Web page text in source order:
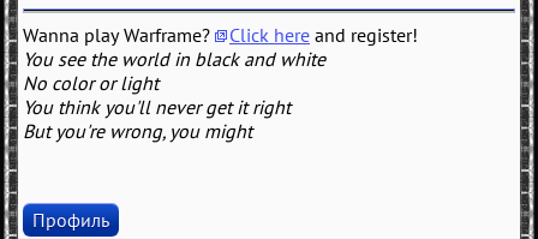
Wanna play Warframe? Click here and register!
You see the world in black and white
No color or light
You think you'll never get it right
But you're wrong, you might
Профиль